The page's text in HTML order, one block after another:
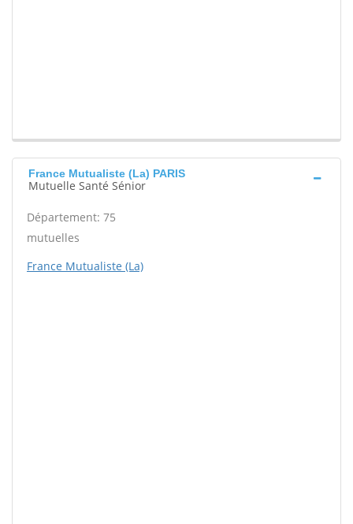
France Mutualiste (La) PARIS
Mutuelle Santé Sénior
Département: 75
mutuelles
France Mutualiste (La)